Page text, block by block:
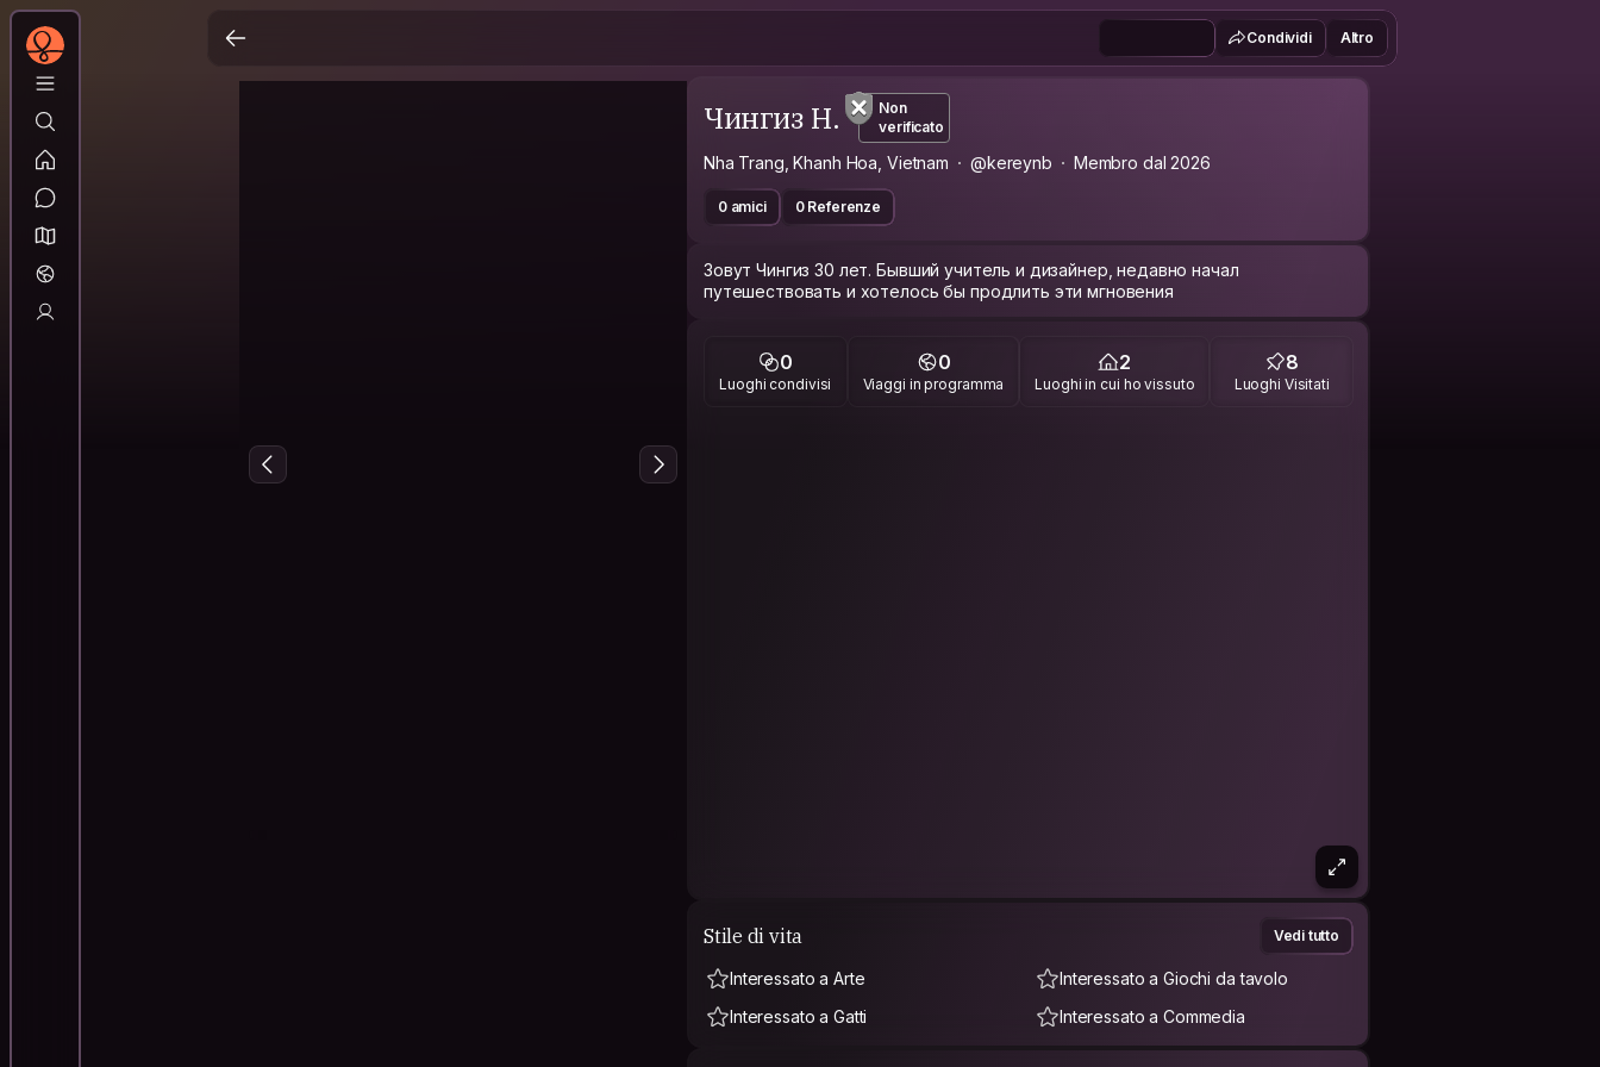
Condividi Altro
Чингиз Н.
Non
verificato
Nha Trang, Khanh Hoa, Vietnam @kereynb Membro dal 2026
0 amici 0 Referenze
Зовут Чингиз 30 лет. Бывший учитель и дизайнер, недавно начал
путешествовать и хотелось бы продлить эти мгновения
0
Luoghi condivisi
0
Viaggi in programma
2
Luoghi in cui ho vissuto
8
Luoghi Visitati
Stile di vita Vedi tutto
Interessato a Arte
Interessato a Giochi da tavolo
Interessato a Gatti
Interessato a Commedia